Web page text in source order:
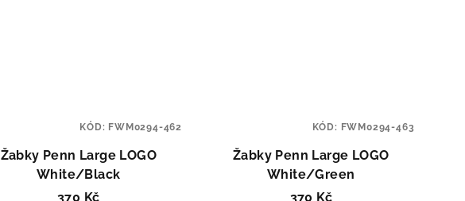
Žabky Penn Large LOGO
White/Black
370 Kč
KÓD: FWM0294-462
Žabky Penn Large LOGO
White/Green
370 Kč
KÓD: FWM0294-463